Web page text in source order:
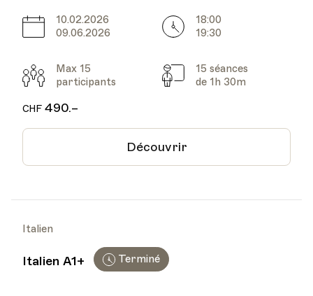
Date
10.02.2026
09.06.2026
Heure
18:00
19:30
Participants
Max 15
participants
Cours
15 séances
de 1h 30m
CHF490.–
Découvrir
Italien
Italien A1+ Terminé